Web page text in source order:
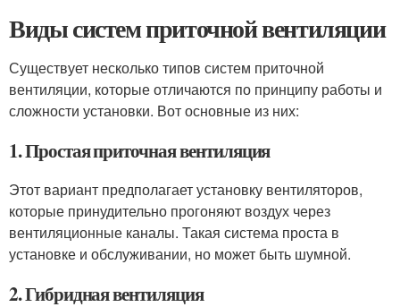
Виды систем приточной вентиляции
Существует несколько типов систем приточной
вентиляции, которые отличаются по принципу работы и
сложности установки. Вот основные из них:
1. Простая приточная вентиляция
Этот вариант предполагает установку вентиляторов,
которые принудительно прогоняют воздух через
вентиляционные каналы. Такая система проста в
установке и обслуживании, но может быть шумной.
2. Гибридная вентиляция